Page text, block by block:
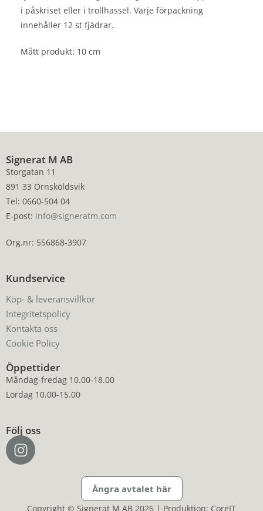
i påskriset eller i trollhassel. Varje förpackning
innehåller 12 st fjädrar.
Mått produkt: 10 cm
Signerat M AB
Storgatan 11
891 33 Örnsköldsvik
Tel: 0660-504 04
E-post: info@signeratm.com
Org.nr: 556868-3907
Kundservice
Köp- & leveransvillkor
Integritetspolicy
Kontakta oss
Cookie Policy
Öppettider
Måndag-fredag 10.00-18.00
Lördag 10.00-15.00
Följ oss
Ångra avtalet här
Copyright © Signerat M AB 2026 | Produktion: CoreIT